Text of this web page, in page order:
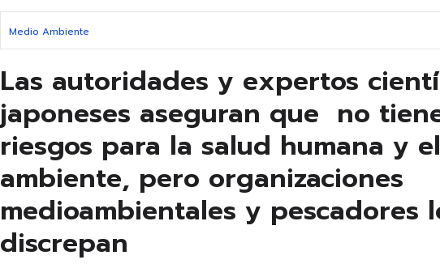
Medio Ambiente
Las autoridades y expertos
japoneses aseguran que no
riesgos para la salud humana y
ambiente, pero organizaciones
medioambientales y pescadores
discrepan